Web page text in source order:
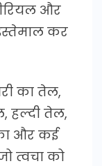
और
कर
का तेल,
हल्दी तेल,
और कई
त्वचा को